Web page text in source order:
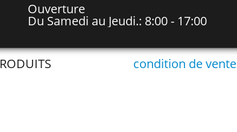
Ouverture
Du Samedi au Jeudi.: 8:00 - 17:00
condition de vente